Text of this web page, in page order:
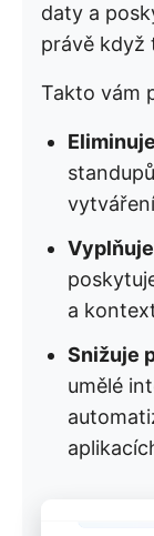
daty a
právě když
Takto vám
a
Snižuje
umělé